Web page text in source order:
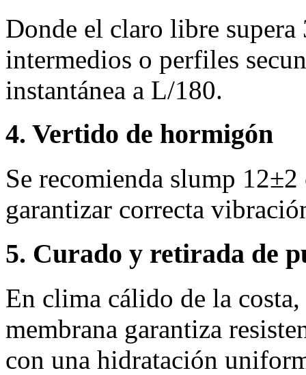
Donde el claro libre supera
intermedios o perfiles
instantánea a L/180.
4. Vertido de hormigón
Se recomienda slump
garantizar correcta
5. Curado y retirada de
En clima cálido de la
membrana garantiza
con una hidratación